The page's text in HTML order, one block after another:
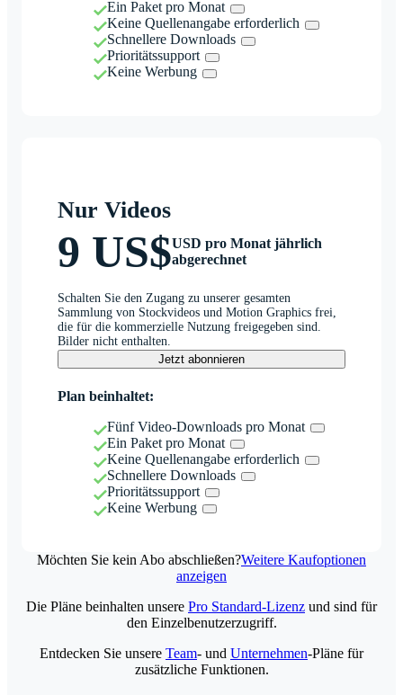
Ein Paket pro Monat
Keine Quellenangabe erforderlich
Schnellere Downloads
Prioritätssupport
Keine Werbung
Nur Videos
9 US$USD pro Monat jährlich
abgerechnet
Schalten Sie den Zugang zu unserer gesamten
Sammlung von Stockvideos und Motion Graphics frei,
die für die kommerzielle Nutzung freigegeben sind.
Bilder nicht enthalten.
Jetzt abonnieren
Plan beinhaltet:
Fünf Video-Downloads pro Monat
Ein Paket pro Monat
Keine Quellenangabe erforderlich
Schnellere Downloads
Prioritätssupport
Keine Werbung
Möchten Sie kein Abo abschließen?Weitere Kaufoptionen
anzeigen
Die Pläne beinhalten unsere Pro Standard-Lizenz und sind für
den Einzelbenutzerzugriff.
Entdecken Sie unsere Team- und Unternehmen-Pläne für
zusätzliche Funktionen.